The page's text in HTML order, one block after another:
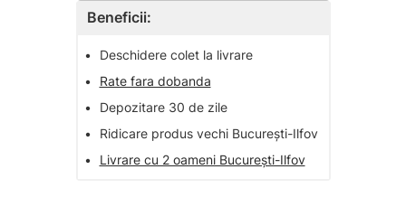
Beneficii:
•
Deschidere colet la livrare
•
Rate fara dobanda
•
Depozitare 30 de zile
•
Ridicare produs vechi București-Ilfov
•
Livrare cu 2 oameni București-Ilfov